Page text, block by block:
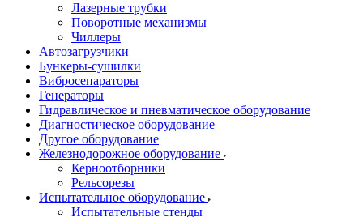
Лазерные трубки
Поворотные механизмы
Чиллеры
Автозагрузчики
Бункеры-сушилки
Вибросепараторы
Генераторы
Гидравлическое и пневматическое оборудование
Диагностическое оборудование
Другое оборудование
Железнодорожное оборудование
Керноотборники
Рельсорезы
Испытательное оборудование
Испытательные стенды